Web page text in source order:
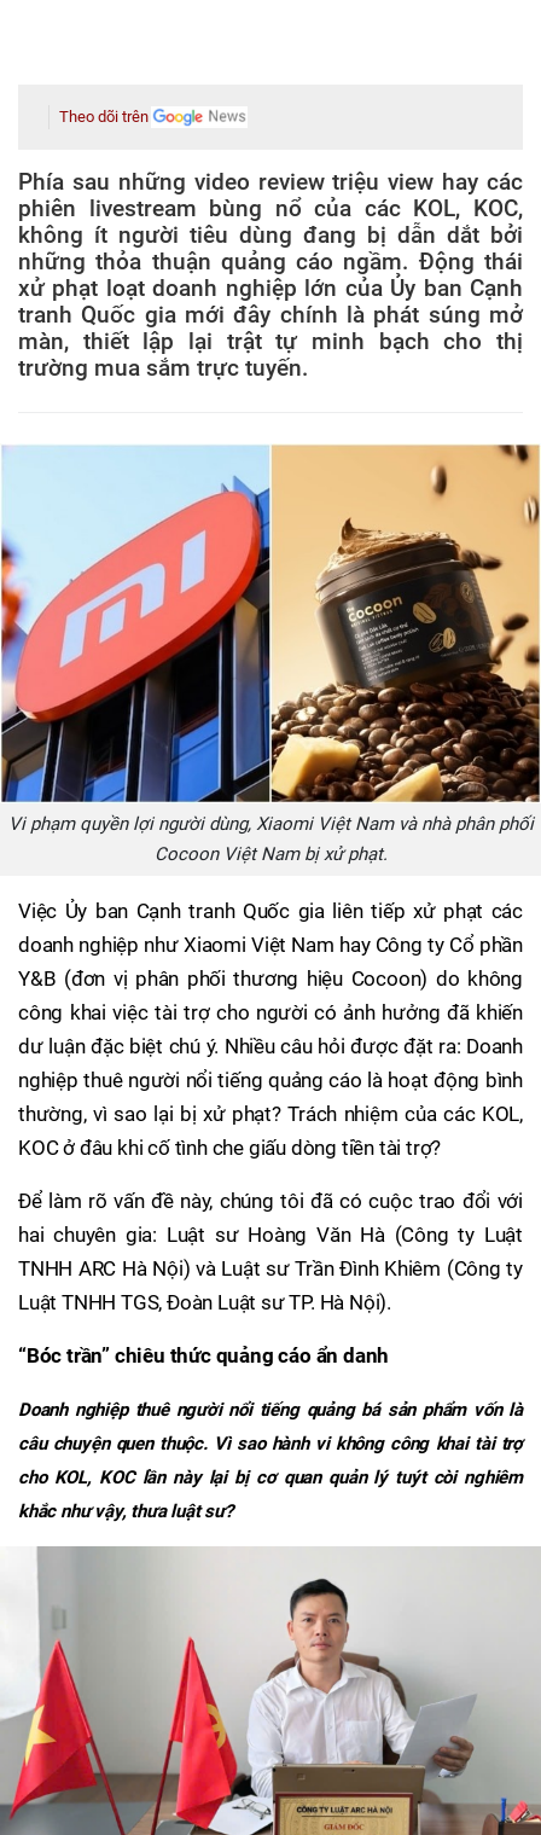
Theo dõi trên
Phía sau những video review triệu view hay các
phiên livestream bùng nổ của các KOL, KOC,
không ít người tiêu dùng đang bị dẫn dắt bởi
những thỏa thuận quảng cáo ngầm. Động thái
xử phạt loạt doanh nghiệp lớn của Ủy ban Cạnh
tranh Quốc gia mới đây chính là phát súng mở
màn, thiết lập lại trật tự minh bạch cho thị
trường mua sắm trực tuyến.
Vi phạm quyền lợi người dùng, Xiaomi Việt Nam và nhà phân phối
Cocoon Việt Nam bị xử phạt.
Việc Ủy ban Cạnh tranh Quốc gia liên tiếp xử phạt các
doanh nghiệp như Xiaomi Việt Nam hay Công ty Cổ phần
Y&B (đơn vị phân phối thương hiệu Cocoon) do không
công khai việc tài trợ cho người có ảnh hưởng đã khiến
dư luận đặc biệt chú ý. Nhiều câu hỏi được đặt ra: Doanh
nghiệp thuê người nổi tiếng quảng cáo là hoạt động bình
thường, vì sao lại bị xử phạt? Trách nhiệm của các KOL,
KOC ở đâu khi cố tình che giấu dòng tiền tài trợ?
Để làm rõ vấn đề này, chúng tôi đã có cuộc trao đổi với
hai chuyên gia: Luật sư Hoàng Văn Hà (Công ty Luật
TNHH ARC Hà Nội) và Luật sư Trần Đình Khiêm (Công ty
Luật TNHH TGS, Đoàn Luật sư TP. Hà Nội).
“Bóc trần” chiêu thức quảng cáo ẩn danh
Doanh nghiệp thuê người nổi tiếng quảng bá sản phẩm vốn là
câu chuyện quen thuộc. Vì sao hành vi không công khai tài trợ
cho KOL, KOC lần này lại bị cơ quan quản lý tuýt còi nghiêm
khắc như vậy, thưa luật sư?